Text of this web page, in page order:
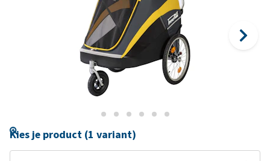
Kies je product (1 variant)